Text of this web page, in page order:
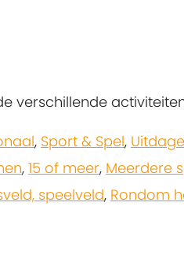
verschillende
, Sport & Spel,
, 15 of meer, Meerdere
speelveld, Rondom